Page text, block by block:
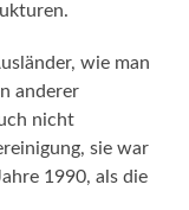
wie man
anderer
nicht
sie war
1990, als die